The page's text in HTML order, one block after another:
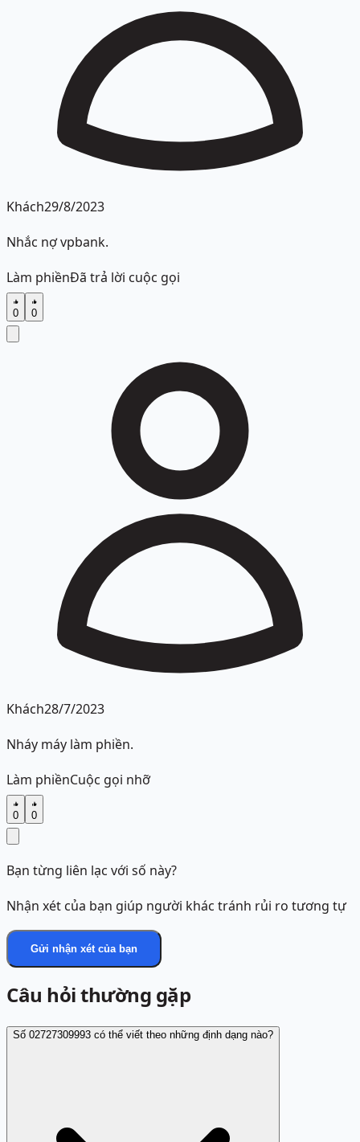
Khách29/8/2023
Nhắc nợ vpbank.
Làm phiềnĐã trả lời cuộc gọi
0 0
Khách28/7/2023
Nháy máy làm phiền.
Làm phiềnCuộc gọi nhỡ
0 0
Bạn từng liên lạc với số này?
Nhận xét của bạn giúp người khác tránh rủi ro tương tự
Gửi nhận xét của bạn
Câu hỏi thường gặp
Số 02727309993 có thể viết theo những định dạng nào?